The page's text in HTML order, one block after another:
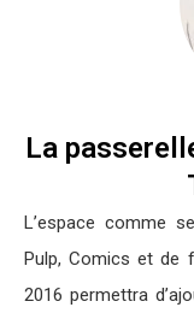
La
L’espace comme
Pulp, Comics et de
2016 permettra